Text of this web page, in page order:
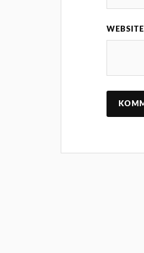
WEBSITE